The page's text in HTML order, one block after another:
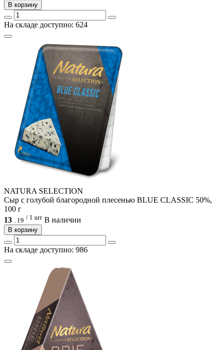
В корзину
На складе доступно: 624
NATURA SELECTION
Сыр с голубой благородной плесенью BLUE CLASSIC 50%,
100 г
13
19 / 1 шт В наличии
В корзину
На складе доступно: 986